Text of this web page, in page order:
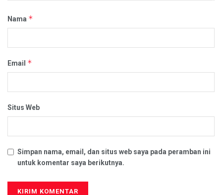
Nama *
Email *
Situs Web
Simpan nama, email, dan situs web saya pada peramban ini
untuk komentar saya berikutnya.